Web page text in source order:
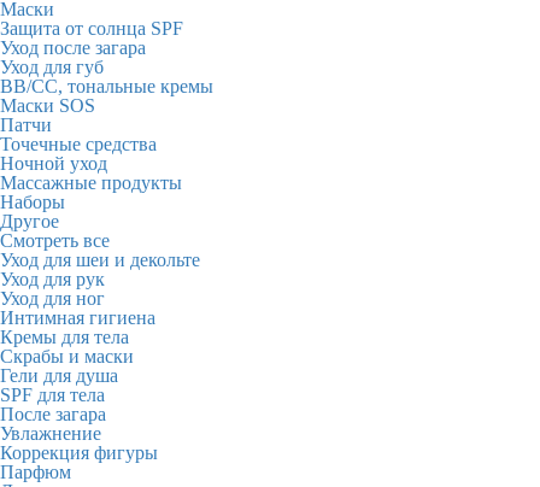
Маски
Защита от солнца SPF
Уход после загара
Уход для губ
BB/CC, тональные кремы
Маски SOS
Патчи
Точечные средства
Ночной уход
Массажные продукты
Наборы
Другое
Смотреть все
Уход для шеи и декольте
Уход для рук
Уход для ног
Интимная гигиена
Кремы для тела
Скрабы и маски
Гели для душа
SPF для тела
После загара
Увлажнение
Коррекция фигуры
Парфюм